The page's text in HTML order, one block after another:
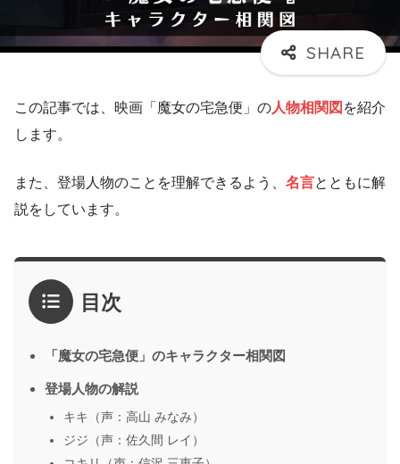
この記事では、映画「魔女の宅急便」の人物相関図 を紹介
します。
また、登場人物のことを理解できるよう、 名言とともに解
説をしています。
目次
「魔女の宅急便」のキャラクター相関図
登場人物の解説
キキ（声：高山 みなみ）
ジジ（声：佐久間 レイ）